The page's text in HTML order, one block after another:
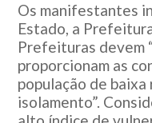
Os manifestantes
Estado, a
Prefeituras devem
proporcionam as
população de baixa
isolamento”.